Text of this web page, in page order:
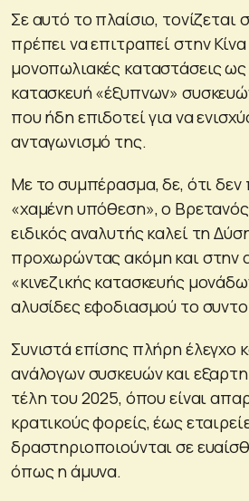
Σε αυτό το πλαίσιο, τονίζεται
πρέπει να επιτραπεί στην
μονοπωλιακές καταστάσεις
κατασκευή «έξυπνων»
που ήδη επιδοτεί για να
ανταγωνισμό της.
Με το συμπέρασμα, δε, ότι δεν
«χαμένη υπόθεση», ο
ειδικός αναλυτής καλεί τη
προχωρώντας ακόμη και στην
«κινεζικής κατασκευής
αλυσίδες εφοδιασμού το
Συνιστά επίσης πλήρη έλεγχο
ανάλογων συσκευών και
τέλη του 2025, όπου είναι
κρατικούς φορείς, έως
δραστηριοποιούνται σε
όπως η άμυνα.